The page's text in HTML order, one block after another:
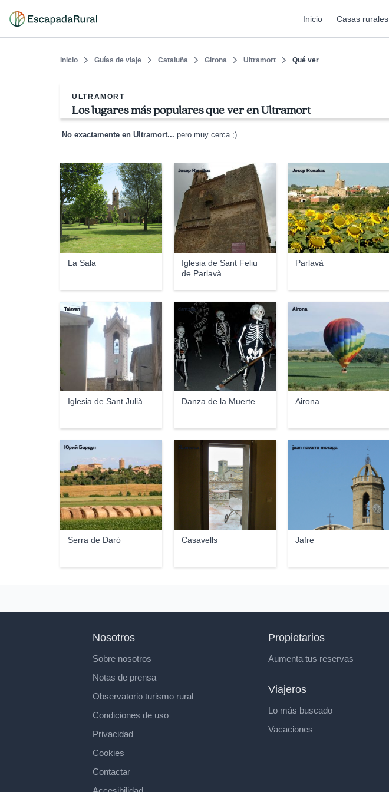
Inicio Casas rurales
Inicio Guías de viaje Cataluña Girona Ultramort Qué ver
ULTRAMORT
Los lugares más populares que ver en Ultramort
No exactamente en Ultramort... pero muy cerca ;)
La Sala
lluiscanyet
Iglesia de Sant Feliu
de Parlavà
Josep Renalias
Parlavà
Josep Renalias
Iglesia de Sant Julià
Talavan
Danza de la Muerte
dantzan
Airona
Airona
Serra de Daró
Юрий Бардун
Casavells
JLamarca
Jafre
juan navarro moraga
Nosotros
Sobre nosotros
Notas de prensa
Observatorio turismo rural
Condiciones de uso
Privacidad
Cookies
Contactar
Propietarios
Aumenta tus reservas
Viajeros
Lo más buscado
Vacaciones